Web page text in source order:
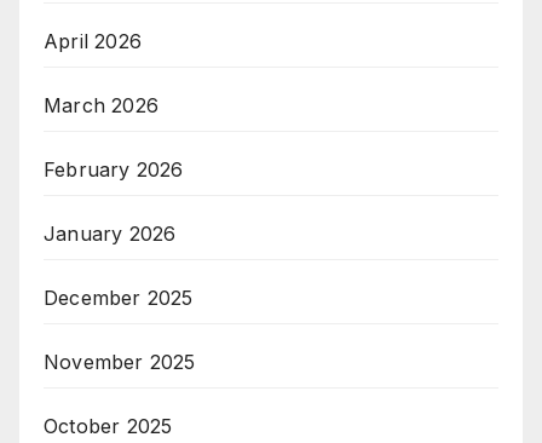
April 2026
March 2026
February 2026
January 2026
December 2025
November 2025
October 2025